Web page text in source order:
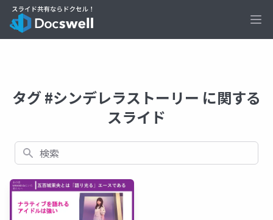
タグ #シンデレラストーリー に関する
スライド
検索